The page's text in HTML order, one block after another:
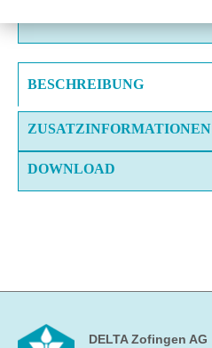
BESCHREIBUNG
ZUSATZINFORMATIONEN
DOWNLOAD
DELTA Zofingen AG